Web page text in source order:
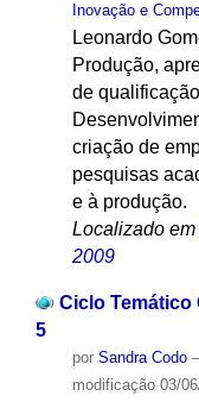
Inovação e
Leonardo
Produção,
de
criação de
pesquisas
e à produção.
Localizado em
2009
Ciclo Temático
5
por Sandra Codo
modificação03/